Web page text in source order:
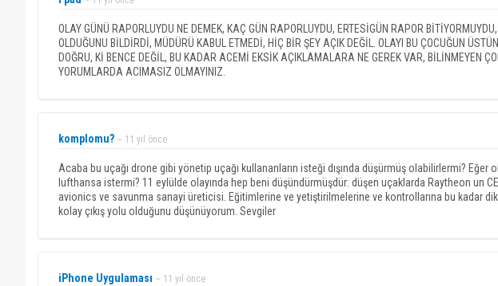
OLAY GÜNÜ RAPORLUYDU NE DEMEK, KAÇ GÜN RAPORLUYDU, ERTESİGÜN RAPOR
OLDUĞUNU BİLDİRDİ, MÜDÜRÜ KABUL ETMEDİ, HİÇ BİR ŞEY AÇIK DEĞİL. OLAYI BU ÇOCUĞUN
DOĞRU, Kİ BENCE DEĞİL, BU KADAR ACEMİ EKSİK AÇIKLAMALARA NE GEREK VAR, BİLİNMEYEN
YORUMLARDA ACIMASIZ OLMAYINIZ.
komplomu? ~ 11 yıl önce
Acaba bu uçağı drone gibi yönetip uçağı kullananların isteği dışında düşürmüş olabilirlermi? Eğer
lufthansa istermi? 11 eylülde olayında hep beni düşündürmüşdür: düşen uçaklarda Raytheon un
avionics ve savunma sanayi üreticisi. Eğitimlerine ve yetiştirilmelerine ve kontrollarına bu kadar
kolay çıkış yolu olduğunu düşünüyorum. Sevgiler
iPhone Uygulaması ~ 11 yıl önce